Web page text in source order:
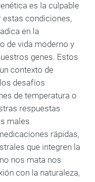
es la culpable
estas condiciones,
en la
de vida moderno y
genes. Estos
contexto de
desafíos
de temperatura o
respuestas
males
rápidas,
que integren la
nos mata nos
con la naturaleza,